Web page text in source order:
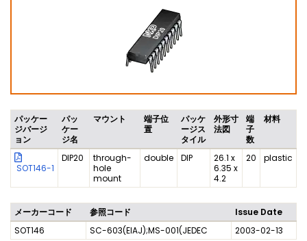
パッケー
ジバージ
ョン
パッ
ケー
ジ名
マウント
端子位
置
パッケ
ージス
タイル
外形寸
法図
端
子
数
材料
SOT146-1
DIP20
through-
hole
mount
double DIP
26.1 x
6.35 x
4.2
20 plastic
メーカーコード 参照コード
Issue Date
SOT146
SC-603(EIAJ);MS-001(JEDEC 2003-02-13